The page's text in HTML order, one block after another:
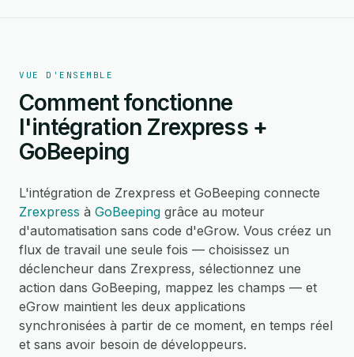
VUE D'ENSEMBLE
Comment fonctionne
l'intégration Zrexpress +
GoBeeping
L'intégration de Zrexpress et GoBeeping connecte
Zrexpress à GoBeeping grâce au moteur
d'automatisation sans code d'eGrow. Vous créez un
flux de travail une seule fois — choisissez un
déclencheur dans Zrexpress, sélectionnez une
action dans GoBeeping, mappez les champs — et
eGrow maintient les deux applications
synchronisées à partir de ce moment, en temps réel
et sans avoir besoin de développeurs.